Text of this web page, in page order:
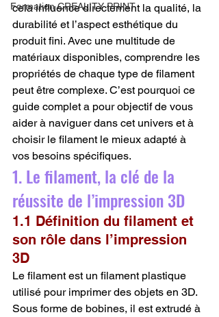
Formation CREALITY PRINT
cela influence directement la qualité, la
durabilité et l’aspect esthétique du
produit fini. Avec une multitude de
matériaux disponibles, comprendre les
propriétés de chaque type de filament
peut être complexe. C’est pourquoi ce
guide complet a pour objectif de vous
aider à naviguer dans cet univers et à
choisir le filament le mieux adapté à
vos besoins spécifiques.
1. Le filament, la clé de la
réussite de l’impression 3D
1.1 Définition du filament et
son rôle dans l’impression
3D
Le filament est un filament plastique
utilisé pour imprimer des objets en 3D.
Sous forme de bobines, il est extrudé à